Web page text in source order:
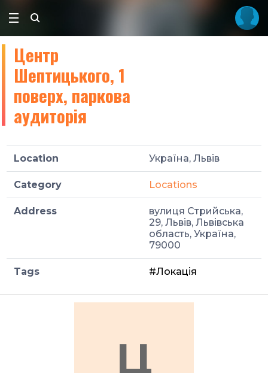
Центр
Шептицького, 1
поверх, паркова
аудиторія
Location Україна, Львів
Category Locations
Address
вулиця Стрийська,
29, Львів, Львівська
область, Україна,
79000
Tags #Локація
Ц